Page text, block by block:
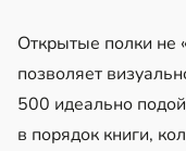
Открытые полки не
позволяет
500 идеально
в порядок книги,